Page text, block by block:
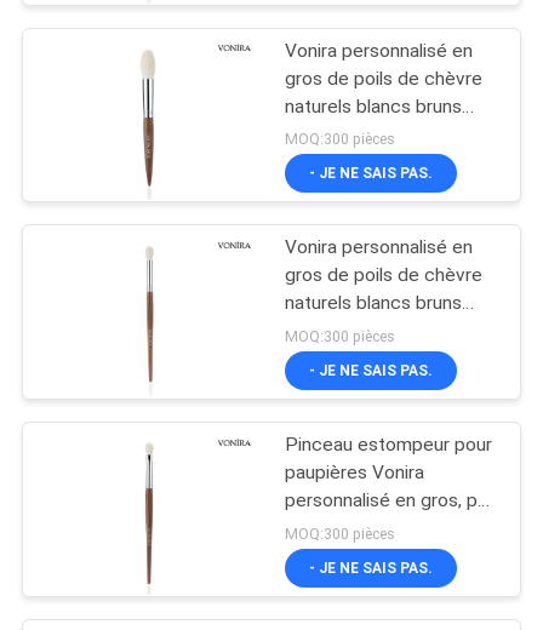
DU
marque de
distributeur
Brosses naturelles
de maquillage de
cheveux
brosses
synthétiques de
maquillage
89
Vonira personnalisé en
gros de poils de chèvre
naturels blancs bruns
ébène poignée
maquillage du visage
brosse de mise en valeur
MOQ:300 pièces
- JE NE SAIS PAS.
Vonira personnalisé en
gros de poils de chèvre
naturels blancs bruns
manche d' ébène
MOQ:300 pièces
- JE NE SAIS PAS.
Pinceau estompeur pour
paupières Vonira
personnalisé en gros, poil
de chèvre blanc naturel,
manche en ébène marron
MOQ:300 pièces
- JE NE SAIS PAS.